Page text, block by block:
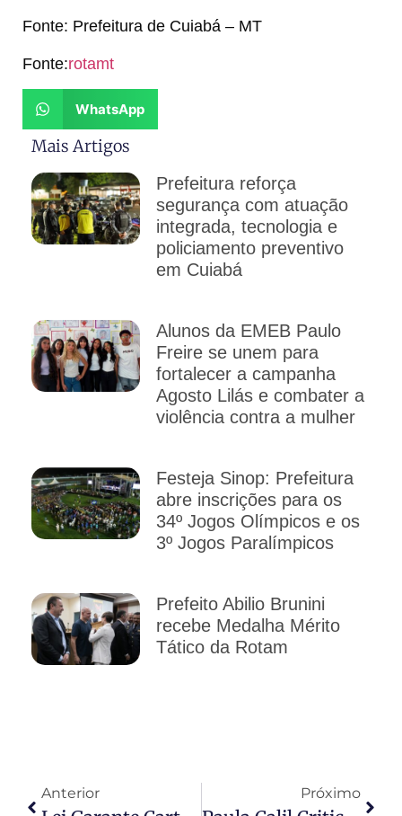
Fonte: Prefeitura de Cuiabá – MT
Fonte:rotamt
WhatsApp
Mais Artigos
Prefeitura reforça
segurança com atuação
integrada, tecnologia e
policiamento preventivo
em Cuiabá
Alunos da EMEB Paulo
Freire se unem para
fortalecer a campanha
Agosto Lilás e combater a
violência contra a mulher
Festeja Sinop: Prefeitura
abre inscrições para os
34º Jogos Olímpicos e os
3º Jogos Paralímpicos
Prefeito Abilio Brunini
recebe Medalha Mérito
Tático da Rotam
Anterior Próximo